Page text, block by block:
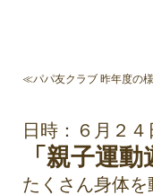
≪パパ友クラブ 昨年度の
日時：６月２
「親子運
たくさん身体